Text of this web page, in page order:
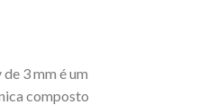
3 mm é um
composto